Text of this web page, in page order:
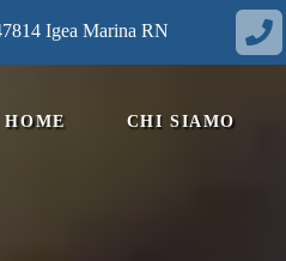
Igea Marina RN
HOME CHI SIAMO